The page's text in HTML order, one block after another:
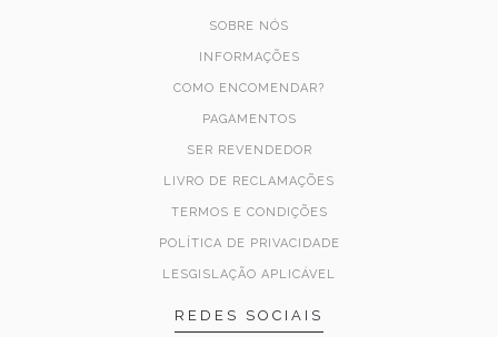
SOBRE NÓS
INFORMAÇÕES
COMO ENCOMENDAR?
PAGAMENTOS
SER REVENDEDOR
LIVRO DE RECLAMAÇÕES
TERMOS E CONDIÇÕES
POLÍTICA DE PRIVACIDADE
LESGISLAÇÃO APLICÁVEL
REDES SOCIAIS